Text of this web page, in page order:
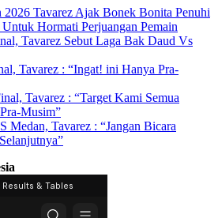
2026 Tavarez Ajak Bonek Bonita Penuhi
Hormati Perjuangan Pemain
Tavarez Sebut Laga Bak Daud Vs
Tavarez : “Ingat! ini Hanya Pra-
Tavarez : “Target Kami Semua
Musim”
Medan, Tavarez : “Jangan Bicara